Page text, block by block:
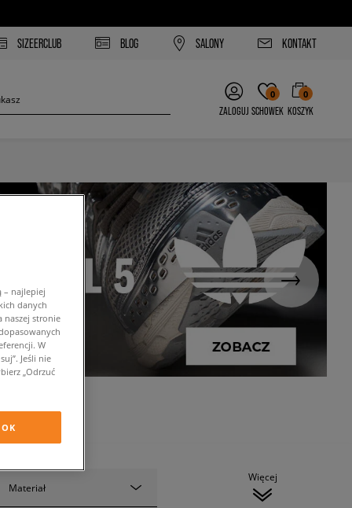
SIZEERCLUB BLOG SALONY KONTAKT
ZALOGUJ
0
SCHOWEK
0
KOSZYK
Materiał
Więcej
– najlepiej
danych
naszej stronie
W
Jeśli nie
„Odrzuć
OK